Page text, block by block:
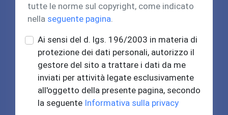
tutte le norme sul copyright, come indicato
nella seguente pagina.
Ai sensi del d. lgs. 196/2003 in materia di
protezione dei dati personali, autorizzo il
gestore del sito a trattare i dati da me
inviati per attività legate esclusivamente
all'oggetto della presente pagina, secondo
la seguente Informativa sulla privacy